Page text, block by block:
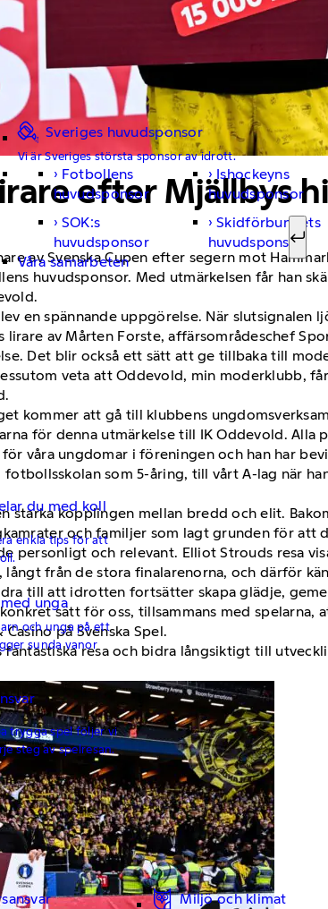
Sveriges huvudsponsor
Vi är Sveriges största sponsor av idrott.
Fotbollens
huvudsponsor
Ishockeyns
huvudsponsor
SOK:s
huvudsponsor
Skidförbundets
huvudsponsor
Våra samarbeten
du med koll
enkla tips för att
unga
och unga på ett
sunda vanor
trygga spel följer vi
steg av spelresan.
Miljö och klimat
Sök
efter Mjällbys
av Svenska Cupen efter segern mot
huvudsponsor. Med utmärkelsen får han
en spännande uppgörelse. När
av Mårten Forste, affärsområdeschef
Det blir också ett sätt att ge tillbaka till
veta att Oddevold, min moderklubb,
kommer att gå till klubbens
för denna utmärkelse till IK Oddevold.
våra ungdomar i föreningen och han har
som 5-åring, till vårt A-lag när
starka kopplingen mellan bredd och elit.
och familjer som lagt grunden för att
personligt och relevant. Elliot Strouds resa
från de stora finalarenorna, och därför
till att idrotten fortsätter skapa glädje,
sätt för oss, tillsammans med
på Svenska Spel.
resa och bidra långsiktigt till